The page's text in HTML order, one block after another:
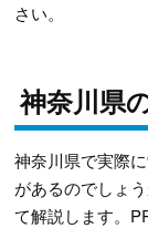
さい。
神奈川県
神奈川県で実際
があるのでしょ
て解説します。